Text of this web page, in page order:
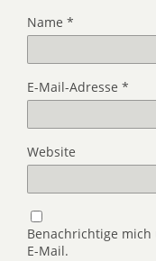
Name *
E-Mail-Adresse *
Website
Benachrichtige
E-Mail.